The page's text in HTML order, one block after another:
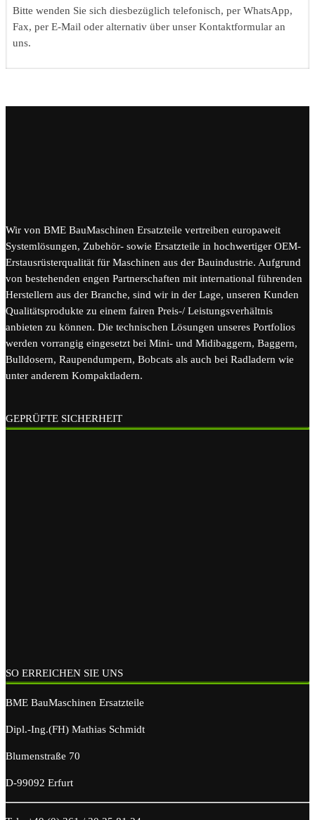
Bitte wenden Sie sich diesbezüglich telefonisch, per WhatsApp,
Fax, per E-Mail oder alternativ über unser Kontaktformular an
uns.
Wir von BME BauMaschinen Ersatzteile vertreiben europaweit
Systemlösungen, Zubehör- sowie Ersatzteile in hochwertiger OEM-
Erstausrüsterqualität für Maschinen aus der Bauindustrie. Aufgrund
von bestehenden engen Partnerschaften mit international führenden
Herstellern aus der Branche, sind wir in der Lage, unseren Kunden
Qualitätsprodukte zu einem fairen Preis-/ Leistungsverhältnis
anbieten zu können. Die technischen Lösungen unseres Portfolios
werden vorrangig eingesetzt bei Mini- und Midibaggern, Baggern,
Bulldosern, Raupendumpern, Bobcats als auch bei Radladern wie
unter anderem Kompaktladern.
GEPRÜFTE SICHERHEIT
SO ERREICHEN SIE UNS
BME BauMaschinen Ersatzteile
Dipl.-Ing.(FH) Mathias Schmidt
Blumenstraße 70
D-99092 Erfurt